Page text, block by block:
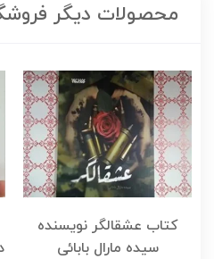
محصولات دیگر
کتاب عشقالگر نویسنده
سیده مارال بابائی